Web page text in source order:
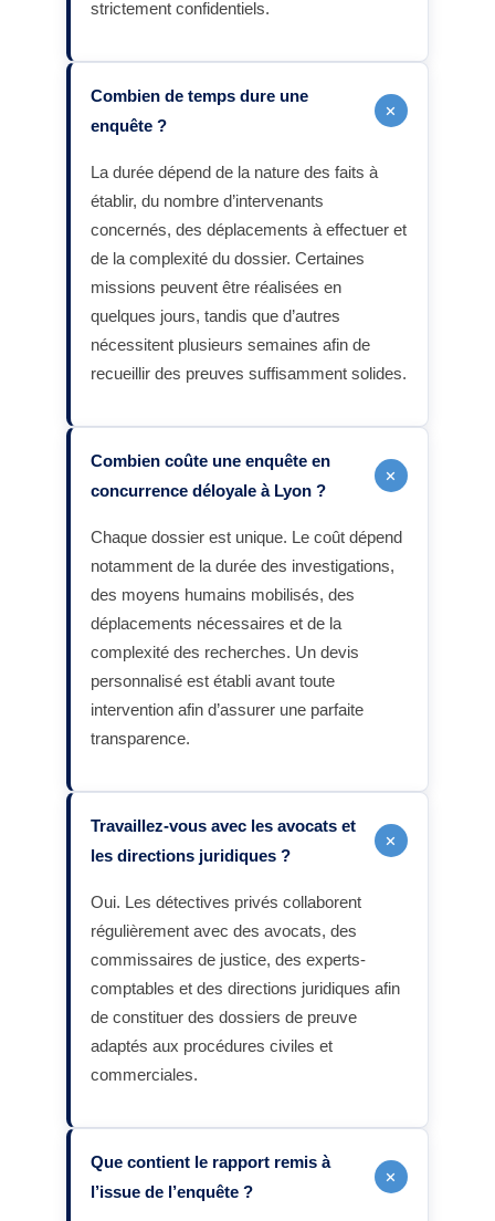
strictement confidentiels.
Combien de temps dure une
enquête ?
+
La durée dépend de la nature des faits à
établir, du nombre d’intervenants
concernés, des déplacements à effectuer et
de la complexité du dossier. Certaines
missions peuvent être réalisées en
quelques jours, tandis que d’autres
nécessitent plusieurs semaines afin de
recueillir des preuves suffisamment solides.
Combien coûte une enquête en
concurrence déloyale à Lyon ?
+
Chaque dossier est unique. Le coût dépend
notamment de la durée des investigations,
des moyens humains mobilisés, des
déplacements nécessaires et de la
complexité des recherches. Un devis
personnalisé est établi avant toute
intervention afin d’assurer une parfaite
transparence.
Travaillez-vous avec les avocats et
les directions juridiques ?
+
Oui. Les détectives privés collaborent
régulièrement avec des avocats, des
commissaires de justice, des experts-
comptables et des directions juridiques afin
de constituer des dossiers de preuve
adaptés aux procédures civiles et
commerciales.
Que contient le rapport remis à
l’issue de l’enquête ?
+